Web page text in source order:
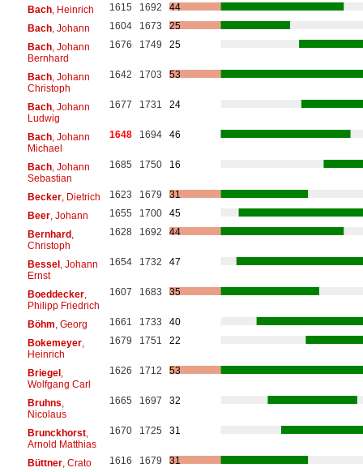
Bach, Heinrich 1615 1692
44
Bach, Johann 1604 1673
25
Bach, Johann
Bernhard
1676 1749 25
Bach, Johann
Christoph
1642 1703 53
Bach, Johann
Ludwig
1677 1731 24
Bach, Johann
Michael
1648 1694 46
Bach, Johann
Sebastian
1685 1750 16
Becker, Dietrich 1623 1679
31
Beer, Johann 1655 1700
45
Bernhard,
Christoph
1628 1692 44
Bessel, Johann
Ernst
1654 1732 47
Boeddecker,
Philipp Friedrich
1607 1683 35
Böhm , Georg 1661 1733
40
Bokemeyer,
Heinrich
1679 1751 22
Briegel,
Wolfgang Carl
1626 1712 53
Bruhns
Nicolaus
1665 1697 32
Brunckhorst,
Arnold Matthias
1670 1725 31
Büttner, Crato 1616 1679
31